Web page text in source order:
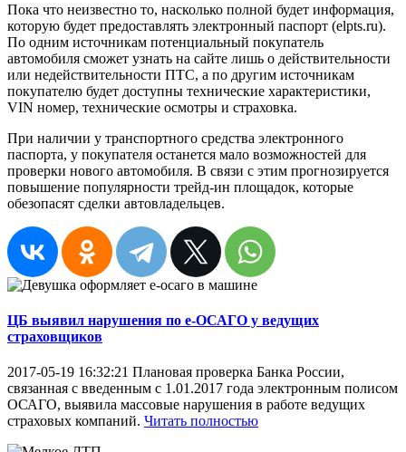
Пока что неизвестно то, насколько полной будет информация,
которую будет предоставлять электронный паспорт (elpts.ru).
По одним источникам потенциальный покупатель
автомобиля сможет узнать на сайте лишь о действительности
или недействительности ПТС, а по другим источникам
покупателю будет доступны технические характеристики,
VIN номер, технические осмотры и страховка.
При наличии у транспортного средства электронного
паспорта, у покупателя останется мало возможностей для
проверки нового автомобиля. В связи с этим прогнозируется
повышение популярности трейд-ин площадок, которые
обезопасят сделки автовладельцев.
ЦБ выявил нарушения по е-ОСАГО у ведущих
страховщиков
2017-05-19 16:32:21 Плановая проверка Банка России,
связанная с введенным с 1.01.2017 года электронным полисом
ОСАГО, выявила массовые нарушения в работе ведущих
страховых компаний. Читать полностью